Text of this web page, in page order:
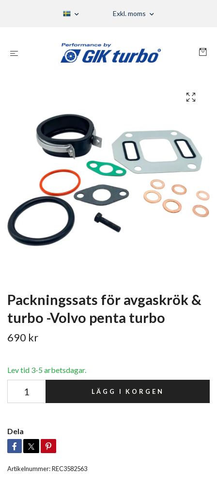
Exkl. moms
Packningssats för avgaskrök &
turbo -Volvo penta turbo
690 kr
Lev tid 3-5 arbetsdagar.
LÄGG I KORGEN
Dela
Artikelnummer:REC3582563